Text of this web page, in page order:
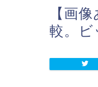
【画
較。ビ